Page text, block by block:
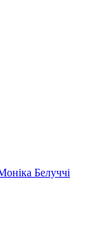
Белуччі